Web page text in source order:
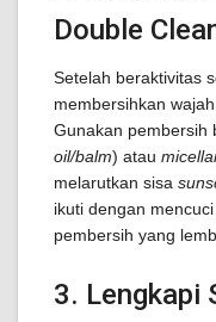
Double
Setelah beraktivitas
membersihkan
Gunakan pembersih
oil/balm) atau
melarutkan sisa
ikuti dengan
pembersih yang
3. Lengkapi